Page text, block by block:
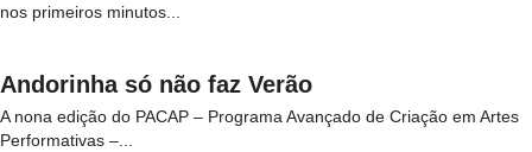
nos primeiros minutos...
Andorinha só não faz Verão
A nona edição do PACAP – Programa Avançado de Criação em Artes
Performativas –...